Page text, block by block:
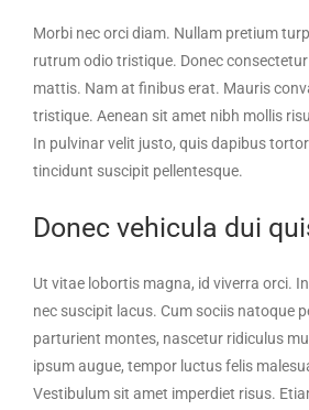
Morbi nec orci diam. Nullam pretium
rutrum odio tristique. Donec
mattis. Nam at finibus erat. Mauris
tristique. Aenean sit amet nibh mollis
In pulvinar velit justo, quis dapibus
tincidunt suscipit pellentesque.
Donec vehicula dui
Ut vitae lobortis magna, id viverra orci.
nec suscipit lacus. Cum sociis natoque
parturient montes, nascetur ridiculus
ipsum augue, tempor luctus felis
Vestibulum sit amet imperdiet risus.